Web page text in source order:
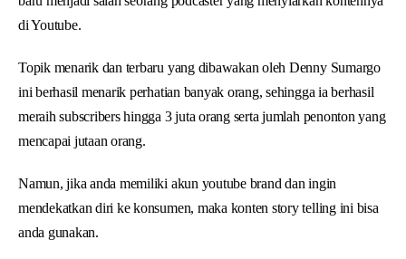
di Youtube.
Topik menarik dan terbaru yang dibawakan oleh Denny Sumargo
ini berhasil menarik perhatian banyak orang, sehingga ia berhasil
meraih subscribers hingga 3 juta orang serta jumlah penonton yang
mencapai jutaan orang.
Namun, jika anda memiliki akun youtube brand dan ingin
mendekatkan diri ke konsumen, maka konten story telling ini bisa
anda gunakan.